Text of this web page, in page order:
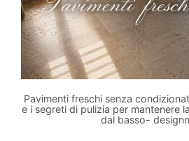
Pavimenti freschi senza
e i segreti di pulizia per mantenere
dal basso-